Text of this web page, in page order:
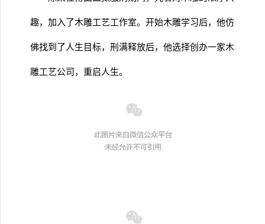
趣，加入了木雕工艺工作室。开始木雕学习后，他仿
佛找到了人生目标，刑满释放后，他选择创办一家木
雕工艺公司，重启人生。